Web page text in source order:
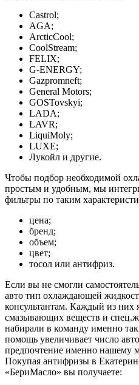
Castrol;
AGA;
ArcticCool;
CoolStream;
FELIX;
G-ENERGY;
Gazpromneft;
General Motors;
GOSTovskyi;
LADA;
LAVR;
LiquiMoly;
LUXE;
Лукойл и другие.
Чтобы подбор необходимой
простым и удобным, мы
фильтры по таким
цена;
бренд;
объем;
цвет;
тосол или антифриз.
Если вы не смогли
авто тип охлаждающей
консультантам. Каждый из них
смазывающих веществ и
набирали в команду именно
помощь увеличивает число
предпочтение именно нашему
Покупая антифризы в
«БериМасло» вы получаете: